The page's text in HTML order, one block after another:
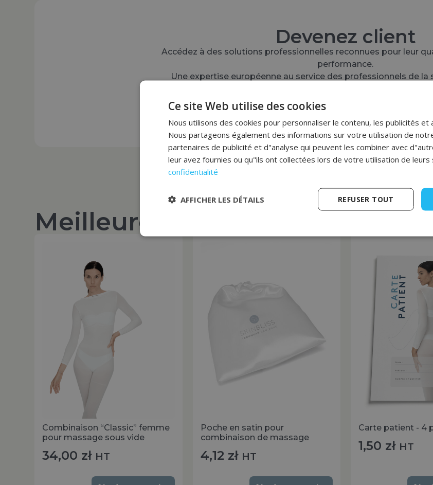
Devenez client
Accédez à des solutions professionnelles reconnues pour leur
performance.
Une expertise européenne au service des professionnels de la
Créer un compte
Meilleures ventes
Combinaison “Classic” femme
pour massage sous vide
34,00 zł HT
Poche en satin pour
combinaison de massage
4,12 zł HT
Carte patient - 4
1,50 zł HT
Ce site Web utilise des cookies
Nous utilisons des cookies pour personnaliser le contenu, les publicités et
Nous partageons également des informations sur votre utilisation de
partenaires de publicité et d"analyse qui peuvent les combiner avec
leur avez fournies ou qu"ils ont collectées lors de votre utilisation de leurs
confidentialité
REFUSER TOUT
AFFICHER LES DÉTAILS